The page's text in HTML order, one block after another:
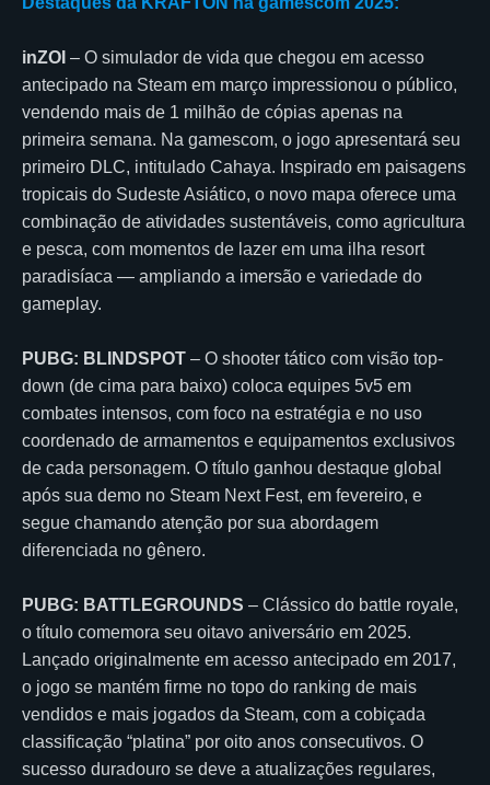
inZOI – O simulador de vida que chegou em acesso
antecipado na Steam em março impressionou o público,
vendendo mais de 1 milhão de cópias apenas na
primeira semana. Na gamescom, o jogo apresentará seu
primeiro DLC, intitulado Cahaya. Inspirado em paisagens
tropicais do Sudeste Asiático, o novo mapa oferece uma
combinação de atividades sustentáveis, como agricultura
e pesca, com momentos de lazer em uma ilha resort
paradisíaca — ampliando a imersão e variedade do
gameplay.
PUBG: BLINDSPOT – O shooter tático com visão top-
down (de cima para baixo) coloca equipes 5v5 em
combates intensos, com foco na estratégia e no uso
coordenado de armamentos e equipamentos exclusivos
de cada personagem. O título ganhou destaque global
após sua demo no Steam Next Fest, em fevereiro, e
segue chamando atenção por sua abordagem
diferenciada no gênero.
PUBG: BATTLEGROUNDS – Clássico do battle royale,
o título comemora seu oitavo aniversário em 2025.
Lançado originalmente em acesso antecipado em 2017,
o jogo se mantém firme no topo do ranking de mais
vendidos e mais jogados da Steam, com a cobiçada
classificação “platina” por oito anos consecutivos. O
sucesso duradouro se deve a atualizações regulares,